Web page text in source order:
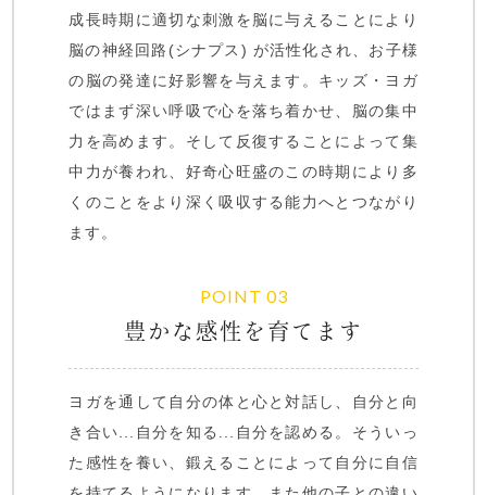
成⻑時期に適切な刺激を脳に与えることにより
脳の神経回路(シナプス) が活性化され、お子様
の脳の発達に好影響を与えます。キッズ・ヨガ
ではまず深い呼吸で心を落ち着かせ、脳の集中
力を高めます。そして反復することによって集
中力が養われ、好奇心旺盛のこの時期により多
くのことをより深く吸収する能力へとつながり
ます。
POINT 03
豊かな感性を育てます
ヨガを通して自分の体と心と対話し、自分と向
き合い...自分を知る...自分を認める。そういっ
た感性を養い、鍛えることによって自分に自信